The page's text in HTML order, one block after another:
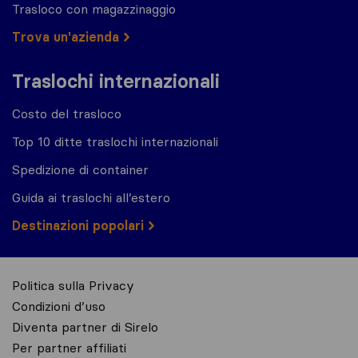
Trasloco con magazzinaggio
Trova un'azienda
Traslochi internazionali
Costo del trasloco
Top 10 ditte traslochi internazionali
Spedizione di container
Guida ai traslochi all’estero
Destinazioni popolari
Politica sulla Privacy
Condizioni d’uso
Diventa partner di Sirelo
Per partner affiliati